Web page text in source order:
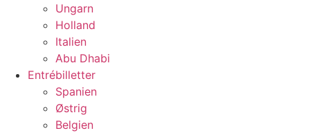
Ungarn
Holland
Italien
Abu Dhabi
Entrébilletter
Spanien
Østrig
Belgien